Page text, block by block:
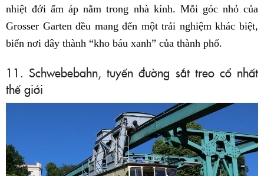
nhiệt đới ấm áp nằm trong nhà kính. Mỗi góc nhỏ của
Grosser Garten đều mang đến một trải nghiệm khác biệt,
biến nơi đây thành “kho báu xanh” của thành phố.
11. Schwebebahn, tuyến đường sắt treo cổ nhất
thế giới